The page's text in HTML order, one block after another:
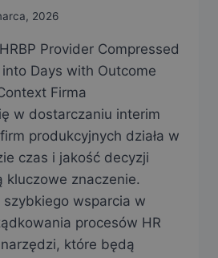
2026
Provider Compressed
Days with Outcome
Firma
w dostarczaniu interim
produkcyjnych działa w
czas i jakość decyzji
kluczowe znaczenie.
szybkiego wsparcia w
procesów HR
które będą